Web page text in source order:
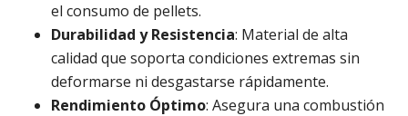
el consumo de pellets.
Durabilidad y Resistencia: Material de alta
calidad que soporta condiciones extremas sin
deformarse ni desgastarse rápidamente.
Rendimiento Óptimo: Asegura una combustión